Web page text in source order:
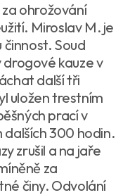
ohrožování
Miroslav M. je
činnost. Soud
kauze v
další tři
uložen trestním
prací v
dalších 300 hodin.
zrušil a na jaře
za
činy. Odvolání